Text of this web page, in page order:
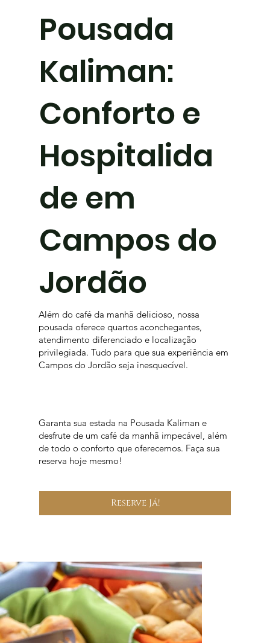
Pousada
Kaliman:
Conforto e
Hospitalida
de em
Campos do
Jordão
Além do café da manhã delicioso, nossa
pousada oferece quartos aconchegantes,
atendimento diferenciado e localização
privilegiada. Tudo para que sua experiência em
Campos do Jordão seja inesquecível.
Garanta sua estada na Pousada Kaliman e
desfrute de um café da manhã impecável, além
de todo o conforto que oferecemos. Faça sua
reserva hoje mesmo!
Reserve Já!